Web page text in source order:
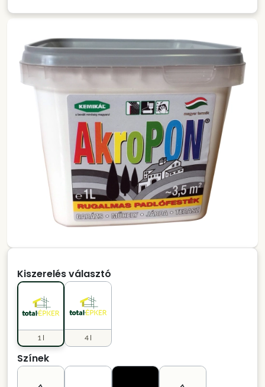
Kiszerelés választó
1 l 4 l
Színek